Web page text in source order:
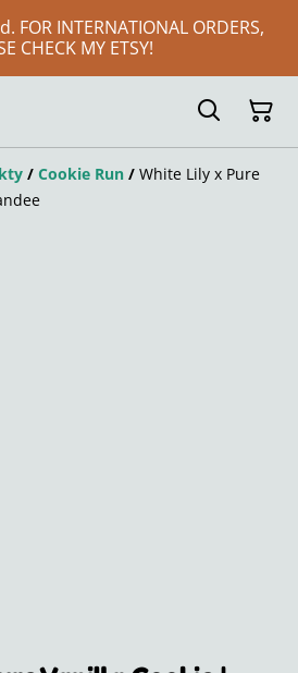
INTERNATIONAL ORDERS,
CHECK MY ETSY!
/ Cookie Run / White Lily x Pure